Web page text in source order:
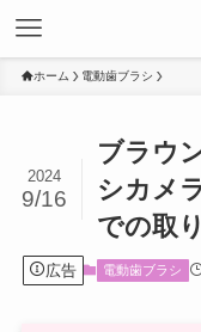
ホーム 電動歯ブラシ
ブラウ
シカメ
での取
2024
9/16
広告 電動歯ブラシ